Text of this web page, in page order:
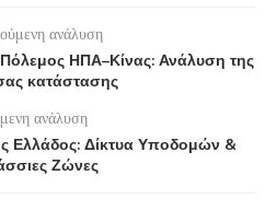
ανάλυση
ΗΠΑ–Κίνας: Ανάλυση της
κατάστασης
ανάλυση
Ελλάδος: Δίκτυα Υποδομών &
Ζώνες